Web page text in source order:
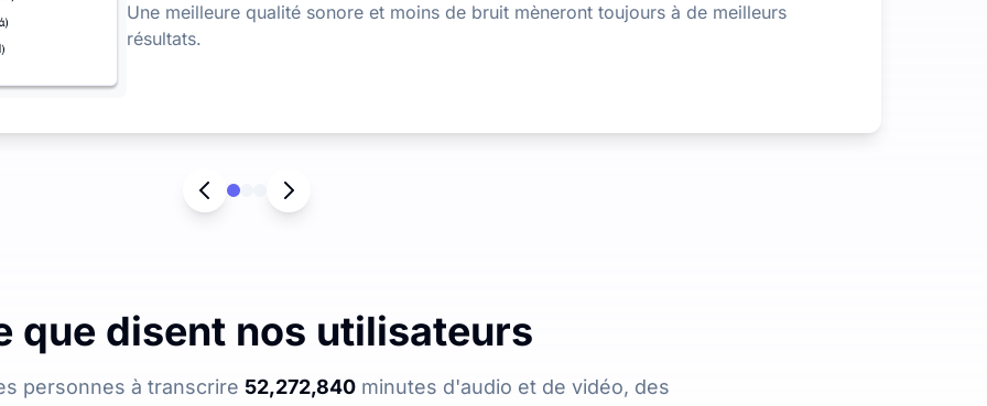
Une meilleure qualité sonore et moins de bruit mèneront toujours à de meilleurs
résultats.
que disent nos utilisateurs
personnes à transcrire 52,272,840 minutes d'audio et de vidéo, des